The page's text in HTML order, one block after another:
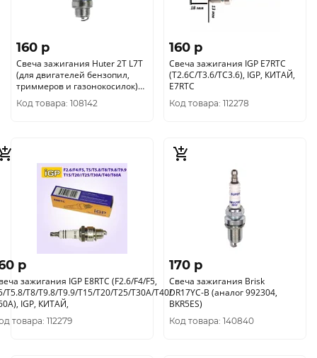
160 p
Свеча зажигания Huter 2T L7T
(для двигателей бензопил,
триммеров и газонокосилок)
71/2/27
Код товара: 108142
160 p
Свеча зажигания IGP E7RTC
(T2.6C/T3.6/TC3.6), IGP, КИТАЙ,
E7RTC
Код товара: 112278
p
зажигания IGP E8RTC (F2.6/F4/F5,
T5.8/T8/T9.8/T9.9/T15/T20/T25/T30A/T40/
Т60A), IGP, КИТАЙ,
товара: 112279
170 p
Свеча зажигания Brisk
DR17YC-B (аналог 992304,
BKR5ES)
Код товара: 140840